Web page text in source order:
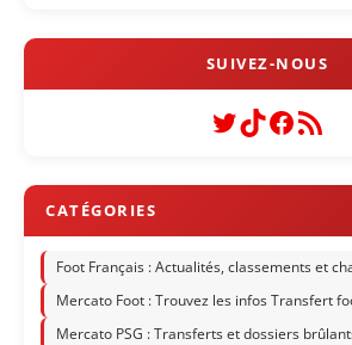
Twitter
TikTok
Flux RSS
Foot Français : Actualités, classements et
Mercato Foot : Trouvez les infos Transfert
Mercato PSG : Transferts et dossiers